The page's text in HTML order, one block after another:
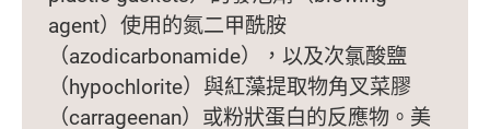
agent）使用的氮二甲酰胺
（azodicarbonamide），以及次氯酸鹽
（hypochlorite）與紅藻提取物角叉菜膠
（carrageenan）或粉狀蛋白的反應物。美